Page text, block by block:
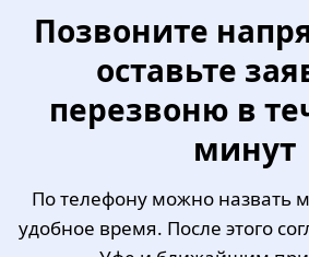
Позвоните
оставьте
перезвоню в
минут
По телефону можно назвать
удобное время. После этого